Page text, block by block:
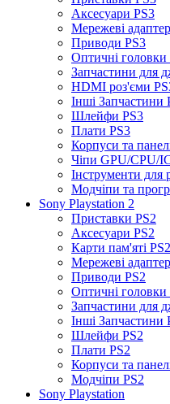
Аксесуари PS3
Мережеві
Приводи PS3
Оптичні головки
Запчастини для
HDMI роз'єми
Інші Запчастини
Шлейфи PS3
Плати PS3
Корпуси та
Чіпи GPU/CPU/
Інструменти для
Модчіпи та
Sony Playstation 2
Приставки PS2
Аксесуари PS2
Карти пам'яті PS2
Мережеві
Приводи PS2
Оптичні головки
Запчастини для
Інші Запчастини
Шлейфи PS2
Плати PS2
Корпуси та
Модчіпи PS2
Sony Playstation